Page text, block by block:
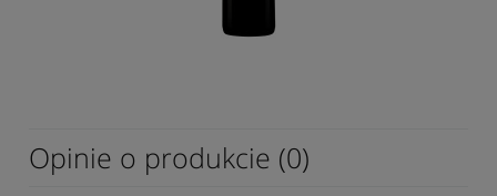
Opinie o produkcie (0)